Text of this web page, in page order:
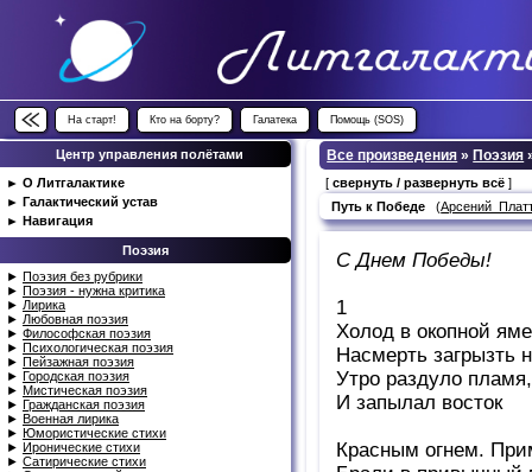
На старт! Кто на борту? Галатека Помощь (SOS)
Центр управления полётами
► О Литгалактике
► Галактический устав
► Навигация
Поэзия
► Поэзия без рубрики
► Поэзия - нужна критика
► Лирика
► Любовная поэзия
► Философская поэзия
► Психологическая поэзия
► Пейзажная поэзия
► Городская поэзия
► Мистическая поэзия
► Гражданская поэзия
► Военная лирика
► Юмористические стихи
► Иронические стихи
► Сатирические стихи
Все произведения » Поэзия
[свернуть / развернуть всё ]
Путь к Победе (
С Днем Победы!
1
Холод в окопной яме
Насмерть загрызть
Утро раздуло пламя,
И запылал восток
Красным огнем.